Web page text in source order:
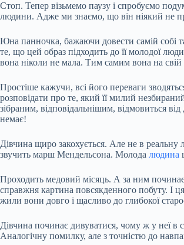
Стоп. Тепер візьмемо паузу і спробуємо
людини. Адже ми знаємо, що він ніякий не
Юна панночка, бажаючи довести самій собі
те, що цей образ підходить до її молодої
вона ніколи не мала. Тим самим вона на свій
Простіше кажучи, всі його переваги
розповідати про те, який її милий
зібраним, відповідальнішим, відмовиться
немає!
Дівчина щиро закохується. Але не в реальну
звучить марш Мендельсона. Молода людина
Проходить медовий місяць. А за ним
справжня картина повсякденного побуту. І
жили вони довго і щасливо до глибокої
Дівчина починає дивуватися, чому ж у неї в
Аналогічну помилку, але з точністю до